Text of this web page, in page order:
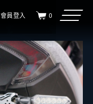
會員登入 0